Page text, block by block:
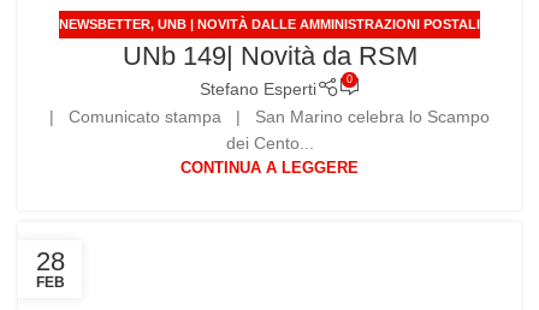
NEWSBETTER, UNB | NOVITÀ DALLE AMMINISTRAZIONI POSTALI
UNb 149| Novità da RSM
Stefano Esperti 0
| Comunicato stampa | San Marino celebra lo Scampo
dei Cento...
CONTINUA A LEGGERE
28
FEB